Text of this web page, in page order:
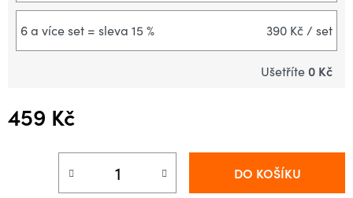
6 a více set = sleva 15 % 390 Kč / set
Ušetříte 0 Kč
459 Kč
DO KOŠÍKU